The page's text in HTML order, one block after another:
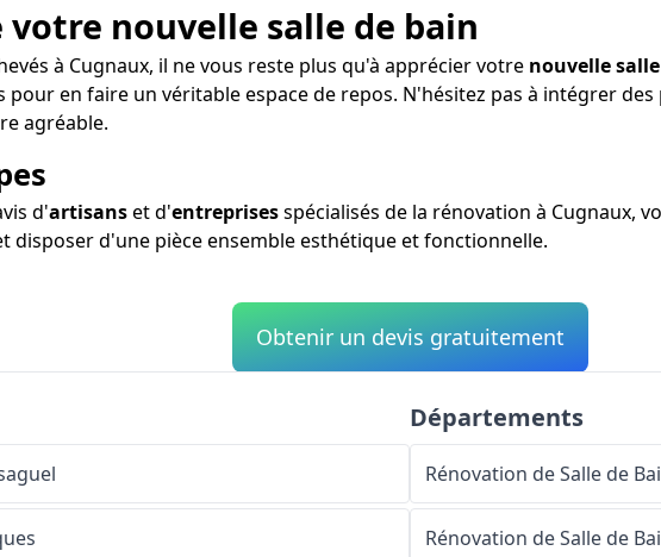
votre nouvelle salle de bain
à Cugnaux, il ne vous reste plus qu'à apprécier votre nouvelle
pour en faire un véritable espace de repos. N'hésitez pas à intégrer
agréable.
d'artisanset d'entreprisesspécialisés de la rénovation à Cugnaux,
disposer d'une pièce ensemble esthétique et fonctionnelle.
Obtenir un devis gratuitement
Départements
Rénovation de Salle de
Rénovation de Salle de